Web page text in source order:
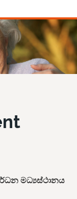
මධ්‍යස්ථානය